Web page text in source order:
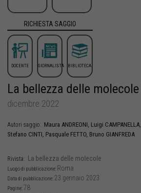
RICHIESTA SAGGIO
DOCENTE GIORNALISTA BIBLIOTECA
La bellezza delle molecole
dicembre 2022
Autori saggio: Maura ANDREONI, Luigi CAMPANELLA,
Stefano CINTI, Pasquale FETTO, Bruno GIANFREDA
Rivista: La bellezza delle molecole
Luogo di pubblicazione: Roma
Data di pubblicazione: 23 gennaio 2023
Pagine:78